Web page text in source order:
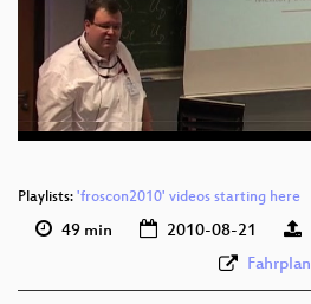
Playlists: 'froscon2010' videos starting here
49 min 2010-08-21
Fahrplan